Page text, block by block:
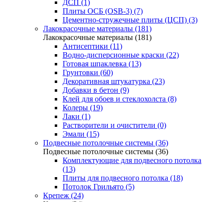
ДСП (1)
Плиты ОСБ (OSB-3) (7)
Цементно-стружечные плиты (ЦСП) (3)
Лакокрасочные материалы (181)
Лакокрасочные материалы (181)
Антисептики (11)
Водно-дисперсионные краски (22)
Готовая шпаклевка (13)
Грунтовки (60)
Декоративная штукатурка (23)
Добавки в бетон (9)
Клей для обоев и стеклохолста (8)
Колеры (19)
Лаки (1)
Растворители и очистители (0)
Эмали (15)
Подвесные потолочные системы (36)
Подвесные потолочные системы (36)
Комплектующие для подвесного потолка
(13)
Плиты для подвесного потолка (18)
Потолок Грильято (5)
Крепеж (24)